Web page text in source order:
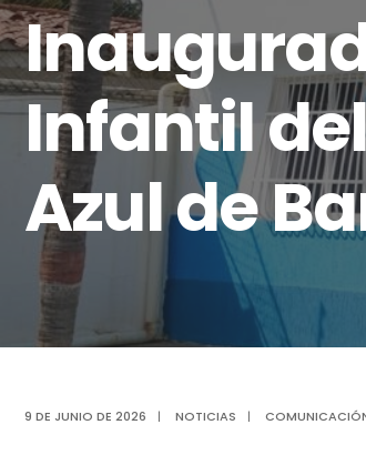
Infantil
Azul de
9 DE JUNIO DE 2026 | NOTICIAS |